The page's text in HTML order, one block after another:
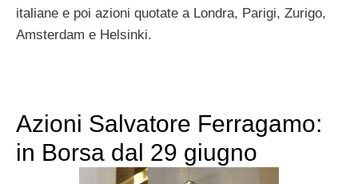
italiane e poi azioni quotate a Londra, Parigi, Zurigo,
Amsterdam e Helsinki.
Azioni Salvatore Ferragamo:
in Borsa dal 29 giugno